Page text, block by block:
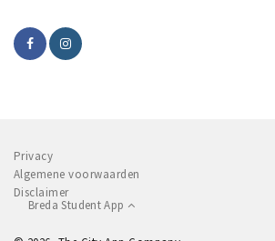
Privacy
Algemene voorwaarden
Disclaimer
Breda Student App